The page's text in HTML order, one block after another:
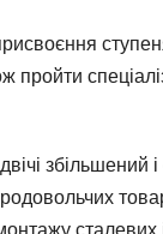
пройти
збільшений і